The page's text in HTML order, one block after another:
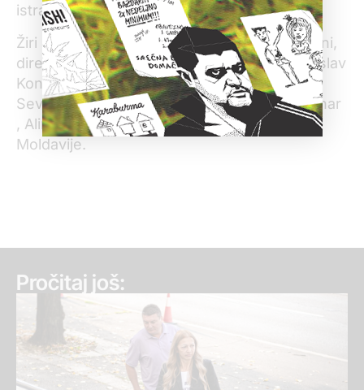
istraživačko novinarstvo.
Žiri koji je dodelio nagrade činili su Remzi Lani,
direktor Albanskog medijskog instituta, Borislav
Kontić, direktor Medijacentra Sarajevo, Maja
Sever, novinarka HRT-a, Saša Leković, novinar
, Alina Radu, direktorka “Ziarul de Garda” iz
Moldavije.
Pročitaj još: